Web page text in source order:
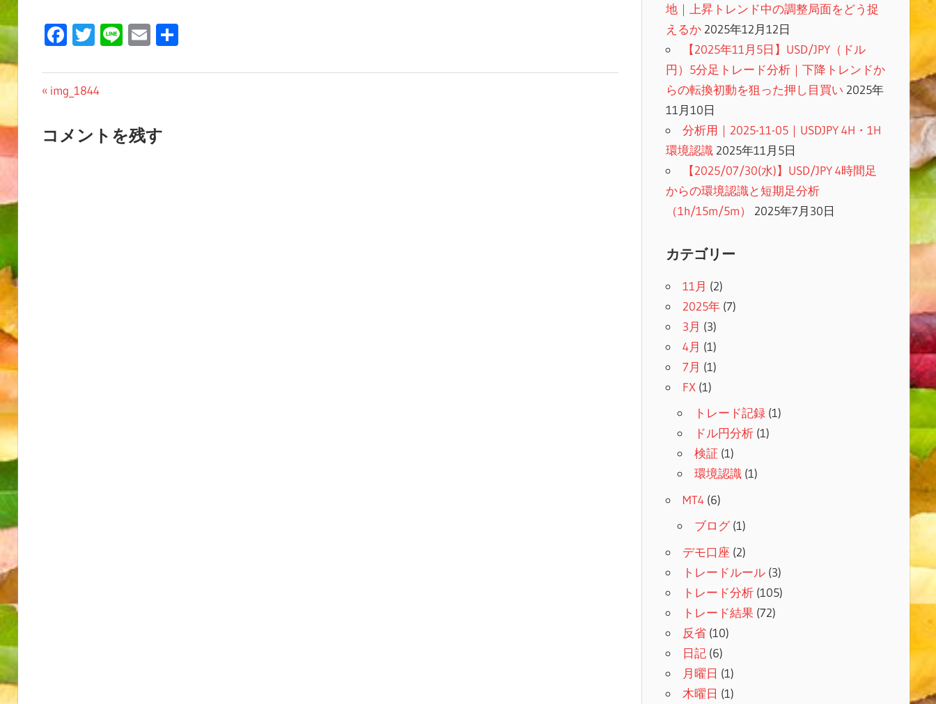
Facebook
Twitter
LineEmail
共
投
ナ
前
投
img_1844
コメントを残す
地｜上昇トレンド中の調整局面をどう捉
えるか 2025年12月12日
【2025年11月5日】USD/JPY（ドル
円）5分足トレード分析｜下降トレンドか
らの転換初動を狙った押し目買い 2025年
11月10日
分析用｜2025-11-05｜USDJPY 4H・1H
環境認識 2025年11月5日
【2025/07/30(水)】USD/JPY 4時間足
からの環境認識と短期足分析
（1h/15m/5m）
2025年7月30日
カテゴリー
11月 (2)
2025年(7)
3月 (3)
4月 (1)
7月 (1)
FX(1)
トレード記録(1)
ドル円分析(1)
検証 (1)
環境認識(1)
MT4(6)
ブログ(1)
デモ口座 (2)
トレードルール(3)
トレード分析(105)
トレード結果 (72)
反省(10)
日記(6)
月曜日 (1)
木曜日 (1)